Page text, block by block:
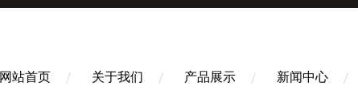
网站首页 关于我们 产品展示 新闻中心